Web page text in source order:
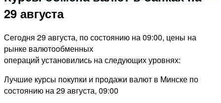
29 августа
Сегодня 29 августа, по состоянию на 09:00, цены на
рынке валютообменных
операций установились на следующих уровнях:
Лучшие курсы покупки и продажи валют в Mинске по
состоянию на 29 августа, 09:00